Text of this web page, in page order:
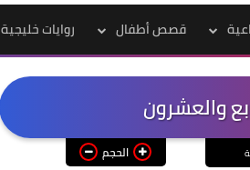
قصص أطفال روايات خليجية
والعشرون
الحجم